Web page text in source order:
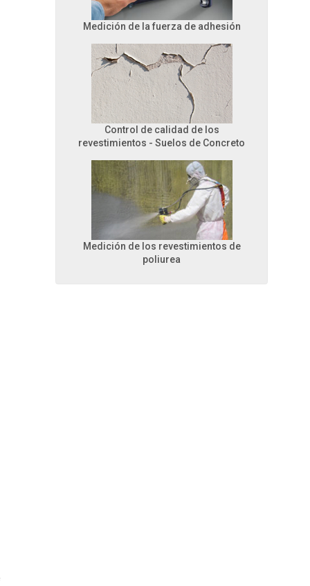
Medición de la fuerza de adhesión
Control de calidad de los
revestimientos - Suelos de Concreto
Medición de los revestimientos de
poliurea